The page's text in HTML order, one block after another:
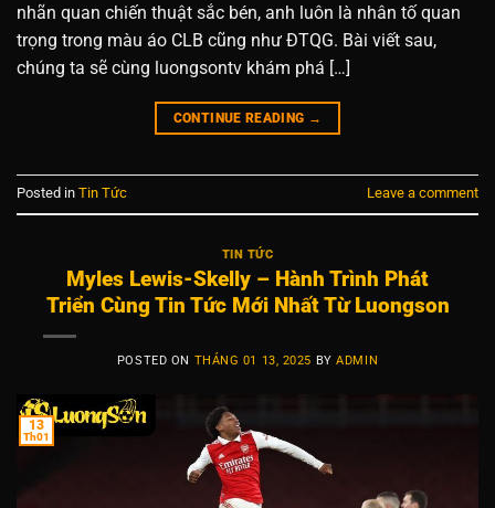
nhãn quan chiến thuật sắc bén, anh luôn là nhân tố quan
trọng trong màu áo CLB cũng như ĐTQG. Bài viết sau,
chúng ta sẽ cùng luongsontv khám phá […]
CONTINUE READING →
Posted in Tin Tức Leave a comment
TIN TỨC
Myles Lewis-Skelly – Hành Trình Phát
Triển Cùng Tin Tức Mới Nhất Từ Luongson
POSTED ON THÁNG 01 13, 2025 BYADMIN
13
Th01